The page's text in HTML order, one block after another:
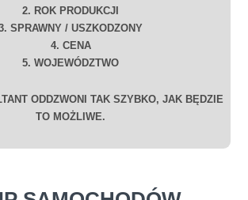
2. ROK PRODUKCJI
SPRAWNY / USZKODZONY
4. CENA
5. WOJEWÓDZTWO
ODDZWONI TAK SZYBKO, JAK BĘDZIE
TO MOŻLIWE.